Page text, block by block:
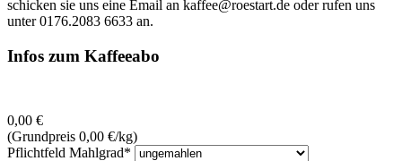
schicken sie uns eine Email an kaffee@roestart.de oder rufen uns
unter 0176.2083 6633 an.
Infos zum Kaffeeabo
0,00 €
(Grundpreis 0,00 €/kg)
Pflichtfeld Mahlgrad*